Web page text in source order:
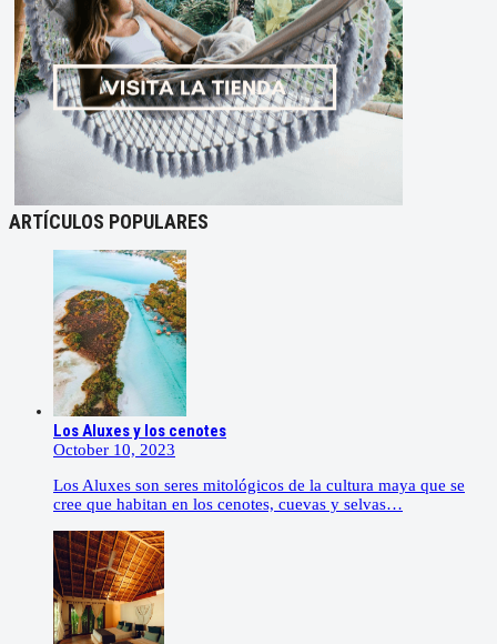
ARTÍCULOS POPULARES
Los Aluxes y los cenotes
October 10, 2023
Los Aluxes son seres mitológicos de la cultura maya que se
cree que habitan en los cenotes, cuevas y selvas…